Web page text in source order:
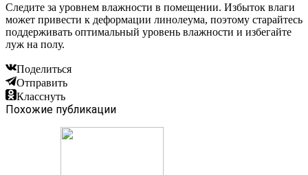
Следите за уровнем влажности в помещении. Избыток влаги
может привести к деформации линолеума, поэтому старайтесь
поддерживать оптимальный уровень влажности и избегайте
луж на полу.
Поделиться
Отправить
Класснуть
Похожие публикации